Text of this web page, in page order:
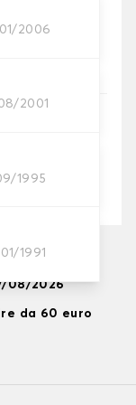
2006
2001
1995
1991
il tallone al
la massima
o icona
08/2026
da 60 euro